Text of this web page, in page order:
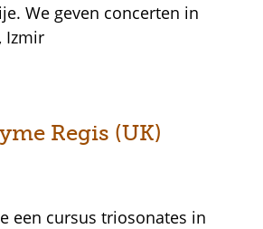
We geven concerten in
Izmir
Regis (UK)
een cursus triosonates in